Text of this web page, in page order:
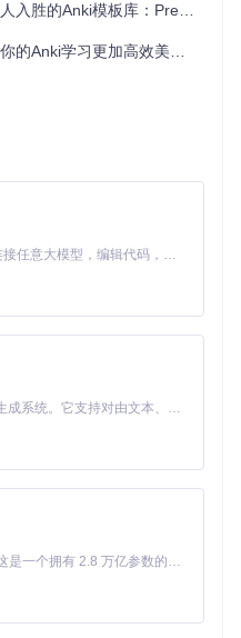
胜的Anki模板库：Prettify
加高效美观的开源项目 —— Prettify
Claude Code 的开源替代方案。连接任意大模型，编辑代码，运行命令，自动验证 — 全自动执行。用 Rust 构建，极致性能。 ｜ An open-source alternative to Claude Code. Connect any LLM, edit code, run commands, and verify changes — autonomously. Built in Rust for speed. Get Started
MiniMax H3 是一个通用的全模态生成系统。它支持对由文本、图像、视频和音频组成的多模态上下文进行统一理解，并能生成分辨率高达 2K、时长可达 15 秒的带原生立体声音频的视频。得益于面向任务泛化的系统设计，H3 在预训练阶段就已具备广泛的多模态上下文理解与生成能力，能够出色地执行复杂的多模态指令。
Kimi K3 是Kimi能力最强的模型：这是一个拥有 2.8 万亿参数的混合专家（MoE）模型，具备原生视觉理解能力，并支持 100 万 token 的上下文窗口。